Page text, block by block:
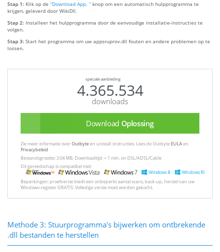
Stap 1: Klik op de “Download App. ” knop om een automatisch hulpprogramma te
krijgen, geleverd door WikiDll.
Stap 2: Installeer het hulpprogramma door de eenvoudige installatie-instructies te
volgen.
Stap 3: Start het programma om uw appsruprov.dll fouten en andere problemen op te
lossen.
speciale aanbieding
4.365.534
downloads
Download Oplossing
Zie meer informatie overOutbyteen unistall :instructies. Lees de Outbyte EULAen
Privacybeleid
Bestandsgrootte: 3.04 MB, Downloadtijd: < 1 min. on DSL/ADSL/Cable
Dit gereedschap is compatibel met:
Beperkingen: proefversie biedt een onbeperkt aantal scans, back-up, herstel van uw
Windows-register GRATIS. Volledige versie moet worden gekocht.
Methode 3: Stuurprogramma's bijwerken om ontbrekende
.dll bestanden te herstellen